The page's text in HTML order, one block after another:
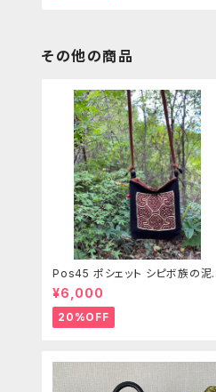
その他の商品
Pos45 ポシェット シピボ族の泥
染め刺繍のショルダー
¥6,000
20%OFF